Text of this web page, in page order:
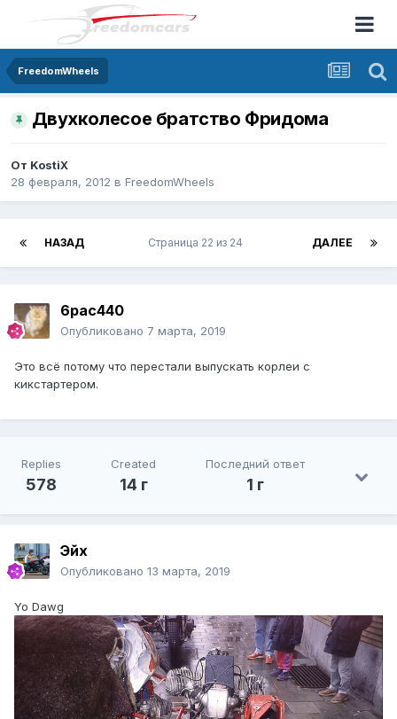
FreedomWheels
Двухколесое братство Фридома
От KostiX
28 февраля, 2012 в FreedomWheels
НАЗАД ДАЛЕЕ
Страница 22 из 24
6pac440
Опубликовано 7 марта, 2019
Это всё потому что перестали выпускать корлеи с
кикстартером.
Replies
578
Created
14 г
Последний ответ
1 г
Эйх
Опубликовано 13 марта, 2019
Yo Dawg